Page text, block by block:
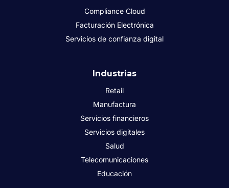
Compliance Cloud
Facturación Electrónica
Servicios de confianza digital
Industrias
Retail
Manufactura
Servicios financieros
Servicios digitales
Salud
Telecomunicaciones
Educación